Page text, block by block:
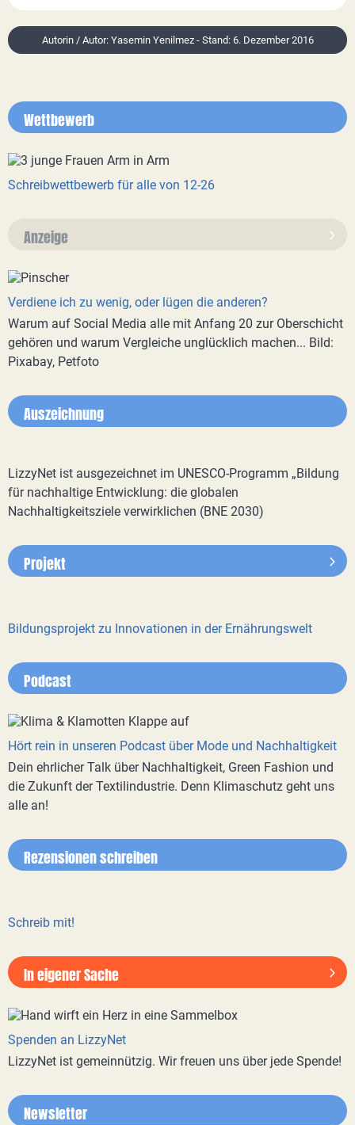
Autorin / Autor: Yasemin Yenilmez - Stand: 6. Dezember 2016
Wettbewerb
Schreibwettbewerb für alle von 12-26
Anzeige
Verdiene ich zu wenig, oder lügen die anderen?
Warum auf Social Media alle mit Anfang 20 zur Oberschicht
gehören und warum Vergleiche unglücklich machen... Bild:
Pixabay, Petfoto
Auszeichnung
LizzyNet ist ausgezeichnet im UNESCO-Programm „Bildung
für nachhaltige Entwicklung: die globalen
Nachhaltigkeitsziele verwirklichen (BNE 2030)
Projekt
Bildungsprojekt zu Innovationen in der Ernährungswelt
Podcast
Hört rein in unseren Podcast über Mode und Nachhaltigkeit
Dein ehrlicher Talk über Nachhaltigkeit, Green Fashion und
die Zukunft der Textilindustrie. Denn Klimaschutz geht uns
alle an!
Rezensionen schreiben
Schreib mit!
In eigener Sache
Spenden an LizzyNet
LizzyNet ist gemeinnützig. Wir freuen uns über jede Spende!
Newsletter